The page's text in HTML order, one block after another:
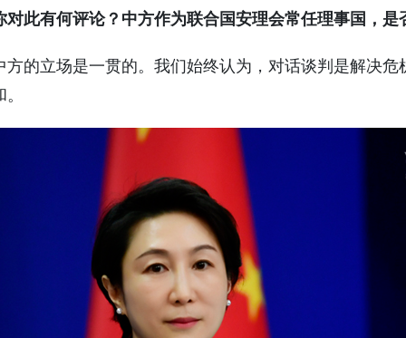
此有何评论？中方作为联合国安理会常任理事国，
的立场是一贯的。我们始终认为，对话谈判是解决